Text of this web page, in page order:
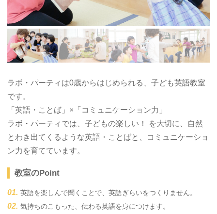
ラボ・パーティは0歳からはじめられる、子ども英語教室
です。
「英語・ことば」×「コミュニケーション力」
ラボ・パーティでは、子どもの楽しい！ を大切に、自然
とわき出てくるような英語・ことばと、コミュニケーショ
ン力を育てています。
教室のPoint
英語を楽しんで聞くことで、英語ぎらいをつくりません。
気持ちのこもった、伝わる英語を身につけます。